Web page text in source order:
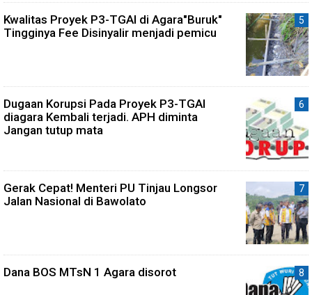
Kwalitas Proyek P3-TGAI di Agara"Buruk"
Tingginya Fee Disinyalir menjadi pemicu
Dugaan Korupsi Pada Proyek P3-TGAI
diagara Kembali terjadi. APH diminta
Jangan tutup mata
Gerak Cepat! Menteri PU Tinjau Longsor
Jalan Nasional di Bawolato
Dana BOS MTsN 1 Agara disorot